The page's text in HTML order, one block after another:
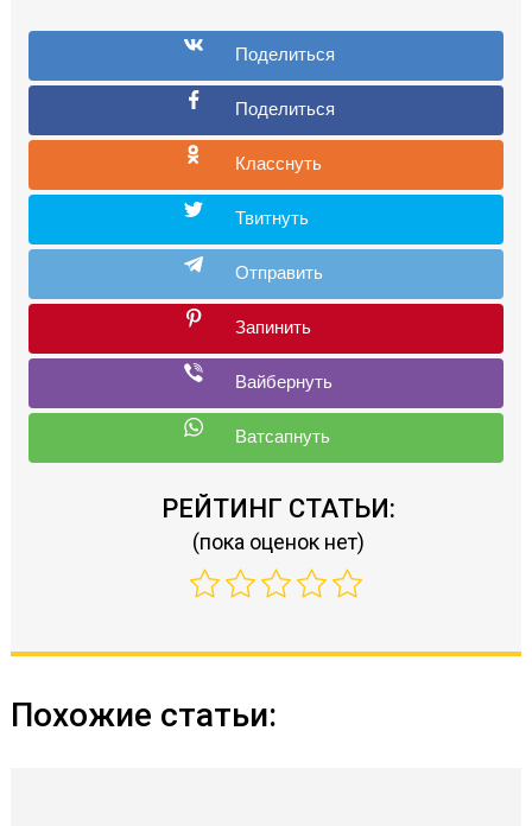
РЕЙТИНГ СТАТЬИ:
(пока оценок нет)
Похожие статьи: